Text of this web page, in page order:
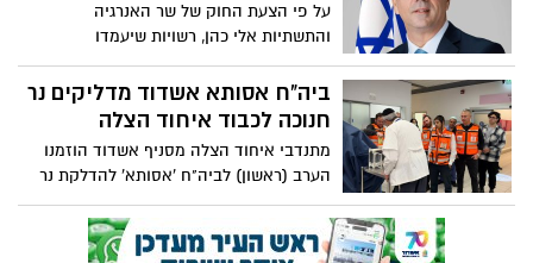
על פי הצעת החוק של שר האנרגיה
והתשתיות אלי כהן, רשויות שיעמדו
בקריטריונים שיקבעו יוכלו לנהל את משק
המים בעצמן, זאת בתנאי שיישאר כמשק
כספי סגור
ביה"ח אסותא אשדוד מדליקים נר
חנוכה לכבוד איחוד הצלה
מתנדבי איחוד הצלה מסניף אשדוד הוזמנו
הערב (ראשון) לביה"ח 'אסותא' להדלקת נר
חנוכה שהוקדש לכבודם